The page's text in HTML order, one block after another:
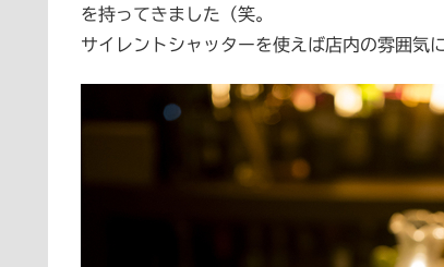
を持ってきました（笑。
サイレントシャッターを使えば店内の雰囲気